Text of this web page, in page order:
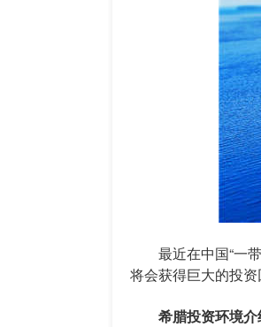
最近在中国“一带
将会获得巨大的投
希腊投资环境介